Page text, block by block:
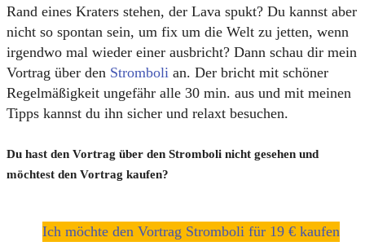
Rand eines Kraters stehen, der Lava spukt? Du kannst aber
nicht so spontan sein, um fix um die Welt zu jetten, wenn
irgendwo mal wieder einer ausbricht? Dann schau dir mein
Vortrag über den Stromboli an. Der bricht mit schöner
Regelmäßigkeit ungefähr alle 30 min. aus und mit meinen
Tipps kannst du ihn sicher und relaxt besuchen.
Du hast den Vortrag über den Stromboli nicht gesehen und
möchtest den Vortrag kaufen?
Ich möchte den Vortrag Stromboli für 19 € kaufen